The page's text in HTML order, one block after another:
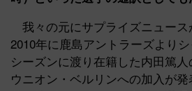
我々の元にサプライズニュース
2010年に鹿島アントラーズより
シーズンに渡り在籍した内田篤
ウニオン・ベルリンへの加入が